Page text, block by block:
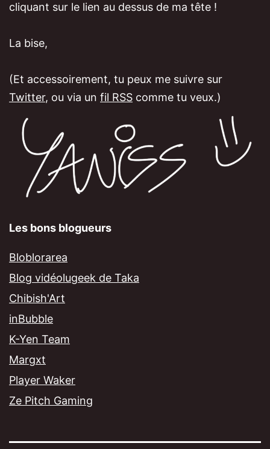
cliquant sur le lien au dessus de ma tête !
La bise,
(Et accessoirement, tu peux me suivre sur
Twitter, ou via un fil RSS comme tu veux.)
Les bons blogueurs
Bloblorarea
Blog vidéolugeek de Taka
Chibish'Art
inBubble
K-Yen Team
Margxt
Player Waker
Ze Pitch Gaming